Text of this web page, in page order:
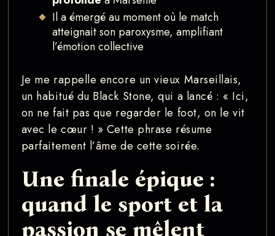
Il a émergé au moment où le match
atteignait son paroxysme, amplifiant
l’émotion collective
Je me rappelle encore un vieux Marseillais,
un habitué du Black Stone, qui a lancé : « Ici,
on ne fait pas que regarder le foot, on le vit
avec le cœur ! » Cette phrase résume
parfaitement l’âme de cette soirée.
Une finale épique :
quand le sport et la
passion se mêlent